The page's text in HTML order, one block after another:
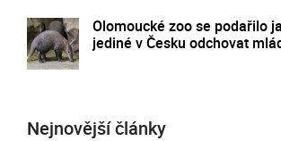
Olomoucké zoo se podařilo
jediné v Česku odchovat
Nejnovější články